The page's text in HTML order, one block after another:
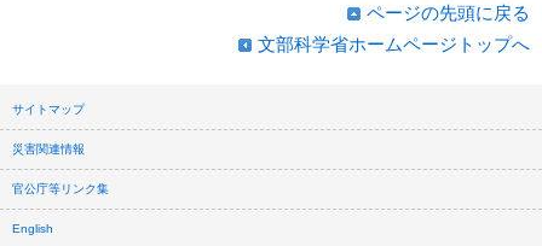
ページの先頭に戻る
文部科学省ホームページトップへ
サイトマップ
災害関連情報
官公庁等リンク集
English